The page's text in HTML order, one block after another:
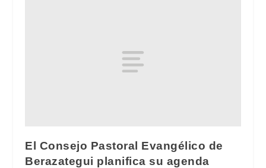
El Consejo Pastoral Evangélico de
Berazategui planifica su agenda